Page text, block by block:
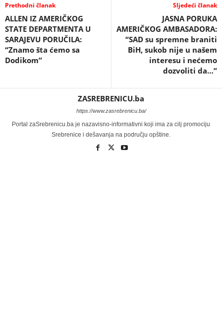
Prethodni članak
ALLEN IZ AMERIČKOG
STATE DEPARTMENTA U
SARAJEVU PORUČILA:
“Znamo šta ćemo sa
Dodikom”
Sljedeći članak
JASNA PORUKA
AMERIČKOG AMBASADORA:
“SAD su spremne braniti
BiH, sukob nije u našem
interesu i nećemo
dozvoliti da…”
ZASREBRENICU.ba
https://www.zasrebrenicu.ba/
Portal zaSrebrenicu.ba je nazavisno-informativni koji ima za cilj promociju
Srebrenice i dešavanja na području opštine.